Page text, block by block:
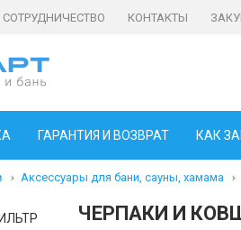
СОТРУДНИЧЕСТВО КОНТАКТЫ
ГАРАНТИЯ И ВОЗВРАТ КАК
Аксессуары для бани, сауны, хамама
ЧЕРПАКИ И